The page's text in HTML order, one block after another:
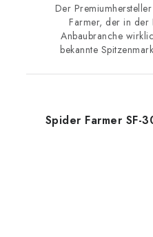
Der
Farmer, der in der
Anbaubranche
bekannte
Spider Farmer SF-